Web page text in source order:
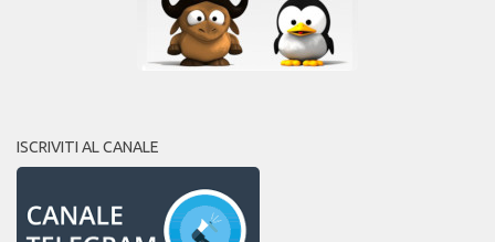
ISCRIVITI AL CANALE